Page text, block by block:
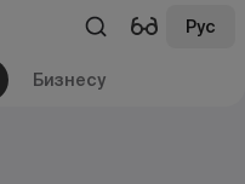
Рус
Бизнесу